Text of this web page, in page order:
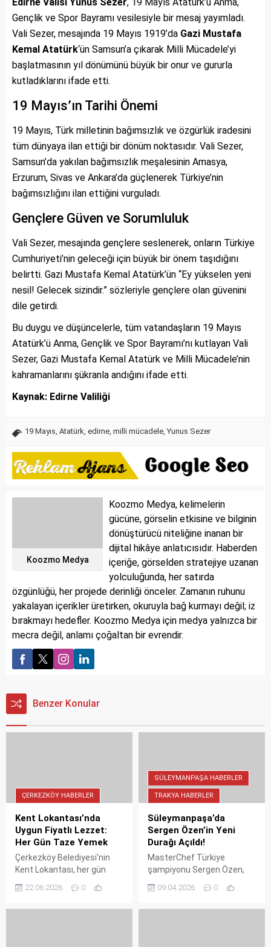
Edirne Valisi Yunus Sezer, 19 Mayıs Atatürk’ü Anma,
Gençlik ve Spor Bayramı vesilesiyle bir mesaj yayımladı.
Vali Sezer, mesajında 19 Mayıs 1919’da Gazi Mustafa
Kemal Atatürk‘ün Samsun’a çıkarak Milli Mücadele’yi
başlatmasının yıl dönümünü büyük bir onur ve gururla
kutladıklarını ifade etti.
19 Mayıs’ın Tarihi Önemi
19 Mayıs, Türk milletinin bağımsızlık ve özgürlük iradesini
tüm dünyaya ilan ettiği bir dönüm noktasıdır. Vali Sezer,
Samsun’da yakılan bağımsızlık meşalesinin Amasya,
Erzurum, Sivas ve Ankara’da güçlenerek Türkiye’nin
bağımsızlığını ilan ettiğini vurguladı.
Gençlere Güven ve Sorumluluk
Vali Sezer, mesajında gençlere seslenerek, onların Türkiye
Cumhuriyeti’nin geleceği için büyük bir önem taşıdığını
belirtti. Gazi Mustafa Kemal Atatürk’ün “Ey yükselen yeni
nesil! Gelecek sizindir.” sözleriyle gençlere olan güvenini
dile getirdi.
Bu duygu ve düşüncelerle, tüm vatandaşların 19 Mayıs
Atatürk’ü Anma, Gençlik ve Spor Bayramı’nı kutlayan Vali
Sezer, Gazi Mustafa Kemal Atatürk ve Milli Mücadele’nin
kahramanlarını şükranla andığını ifade etti.
Kaynak: Edirne Valiliği
19 Mayıs, Atatürk, edirne, milli mücadele, Yunus Sezer
Koozmo Medya
Koozmo Medya, kelimelerin
gücüne, görselin etkisine ve bilginin
dönüştürücü niteliğine inanan bir
dijital hikâye anlatıcısıdır. Haberden
içeriğe, görselden stratejiye uzanan
yolculuğunda, her satırda
özgünlüğü, her projede derinliği önceler. Zamanın ruhunu
yakalayan içerikler üretirken, okuruyla bağ kurmayı değil; iz
bırakmayı hedefler. Koozmo Medya için medya yalnızca bir
mecra değil, anlamı çoğaltan bir evrendir.
Benzer Konular
ÇERKEZKÖY HABERLER
Kent Lokantası’nda
Uygun Fiyatlı Lezzet:
Her Gün Taze Yemek
Çerkezköy Belediyesi'nin
Kent Lokantası, her gün
uygun fiyatlı ve lezzetli
yemekler sunuyor. Sosyal
22.06.2026 0
SÜLEYMANPAŞA HABERLER
TRAKYA HABERLER
Süleymanpaşa’da
Sergen Özen’in Yeni
Durağı Açıldı!
MasterChef Türkiye
şampiyonu Sergen Özen,
Süleymanpaşa'daki yeni
restoranını görkemli bir
09.04.2026 0